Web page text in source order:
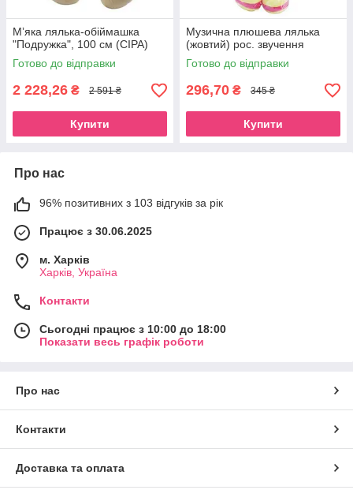
Мʼяка лялька-обіймашка
"Подружка", 100 см (СІРА)
Готово до відправки
2 228,26 ₴ 2 591 ₴
Купити
Музична плюшева лялька
(жовтий) рос. звучення
Готово до відправки
296,70 ₴ 345 ₴
Купити
Про нас
96% позитивних з 103 відгуків за рік
Працює з 30.06.2025
м. Харків
Харків, Україна
Контакти
Сьогодні працює з 10:00 до 18:00
Показати весь графік роботи
Про нас
Контакти
Доставка та оплата